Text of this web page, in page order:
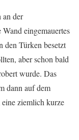
an der
eingemauertes
den Türken besetzt
aber schon bald
wurde. Das
dann auf dem
ziemlich kurze